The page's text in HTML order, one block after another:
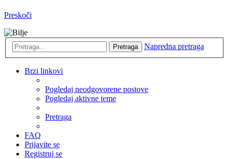
Preskoči
Pretraga Napredna pretraga
Brzi linkovi
Pogledaj neodgovorene postove
Pogledaj aktivne teme
Pretraga
FAQ
Prijavite se
Registruj se